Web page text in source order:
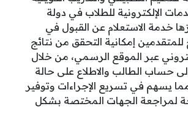
الإلكترونية للطلاب في دولة
خدمة الاستعلام عن القبول في
للمتقدمين إمكانية التحقق من نتائج
عبر الموقع الرسمي، من خلال
حساب الطالب والاطلاع على حالة
يسهم في تسريع الإجراءات وتوفير
لمراجعة الجهات المختصة بشكل